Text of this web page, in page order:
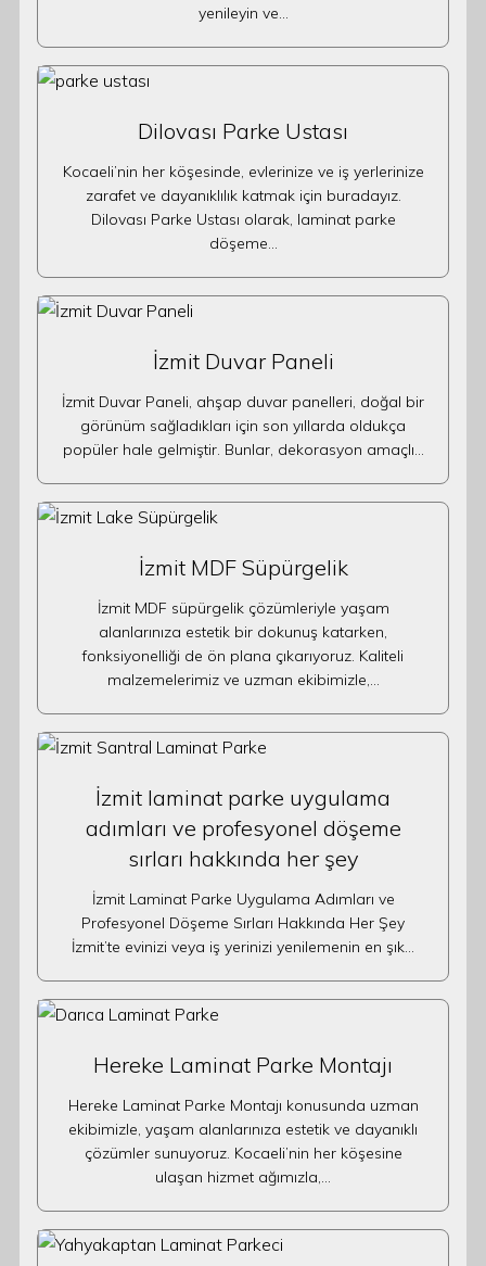
yenileyin ve…
Dilovası Parke Ustası
Kocaeli’nin her köşesinde, evlerinize ve iş yerlerinize
zarafet ve dayanıklılık katmak için buradayız.
Dilovası Parke Ustası olarak, laminat parke
döşeme…
İzmit Duvar Paneli
İzmit Duvar Paneli, ahşap duvar panelleri, doğal bir
görünüm sağladıkları için son yıllarda oldukça
popüler hale gelmiştir. Bunlar, dekorasyon amaçlı…
İzmit MDF Süpürgelik
İzmit MDF süpürgelik çözümleriyle yaşam
alanlarınıza estetik bir dokunuş katarken,
fonksiyonelliği de ön plana çıkarıyoruz. Kaliteli
malzemelerimiz ve uzman ekibimizle,…
İzmit laminat parke uygulama
adımları ve profesyonel döşeme
sırları hakkında her şey
İzmit Laminat Parke Uygulama Adımları ve
Profesyonel Döşeme Sırları Hakkında Her Şey
İzmit’te evinizi veya iş yerinizi yenilemenin en şık…
Hereke Laminat Parke Montajı
Hereke Laminat Parke Montajı konusunda uzman
ekibimizle, yaşam alanlarınıza estetik ve dayanıklı
çözümler sunuyoruz. Kocaeli’nin her köşesine
ulaşan hizmet ağımızla,…